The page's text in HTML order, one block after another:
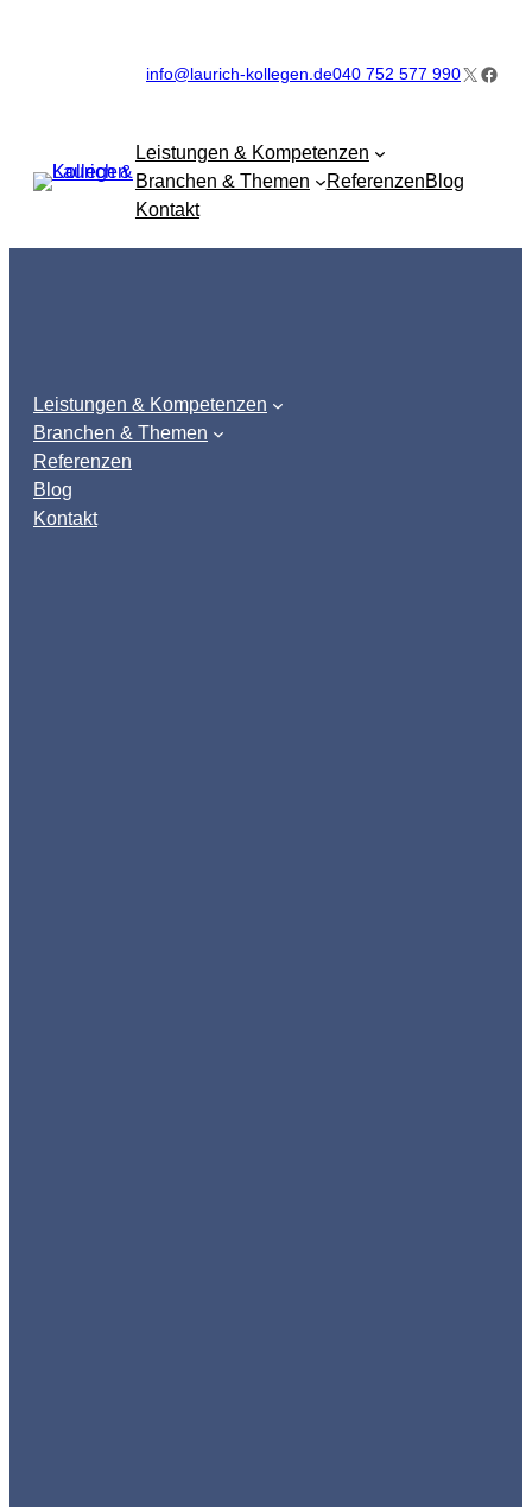
info@laurich-kollegen.de040 752 577 990X
Leistungen & Kompetenzen
Branchen & Themen
ReferenzenBlog
Kontakt
Leistungen & Kompetenzen
Branchen & Themen
Referenzen
Blog
Kontakt